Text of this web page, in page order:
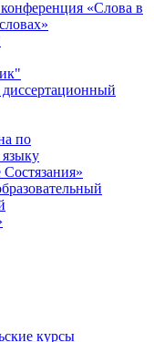
«Cлова в
по
языку
курсы